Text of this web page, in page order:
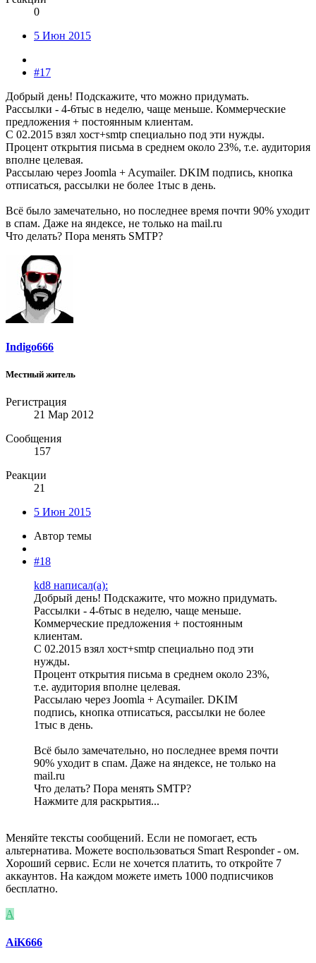
0
5 Июн 2015
#17
Добрый день! Подскажите, что можно придумать.
Рассылки - 4-6тыс в неделю, чаще меньше. Коммерческие
предложения + постоянным клиентам.
С 02.2015 взял хост+smtp специально под эти нужды.
Процент открытия письма в среднем около 23%, т.е. аудитория
вполне целевая.
Рассылаю через Joomla + Acymailer. DKIM подпись, кнопка
отписаться, рассылки не более 1тыс в день.
Всё было замечательно, но последнее время почти 90% уходит
в спам. Даже на яндексе, не только на mail.ru
Что делать? Пора менять SMTP?
Indigo666
Местный житель
Регистрация
21 Мар 2012
Сообщения
157
Реакции
21
5 Июн 2015
Автор темы
#18
kd8 написал(а):
Добрый день! Подскажите, что можно придумать.
Рассылки - 4-6тыс в неделю, чаще меньше.
Коммерческие предложения + постоянным
клиентам.
С 02.2015 взял хост+smtp специально под эти
нужды.
Процент открытия письма в среднем около 23%,
т.е. аудитория вполне целевая.
Рассылаю через Joomla + Acymailer. DKIM
подпись, кнопка отписаться, рассылки не более
1тыс в день.
Всё было замечательно, но последнее время почти
90% уходит в спам. Даже на яндексе, не только на
mail.ru
Что делать? Пора менять SMTP?
Нажмите для раскрытия...
Меняйте тексты сообщений. Если не помогает, есть
альтернатива. Можете воспользоваться Smart Responder - ом.
Хороший сервис. Если не хочется платить, то откройте 7
аккаунтов. На каждом можете иметь 1000 подписчиков
бесплатно.
A
AiK666